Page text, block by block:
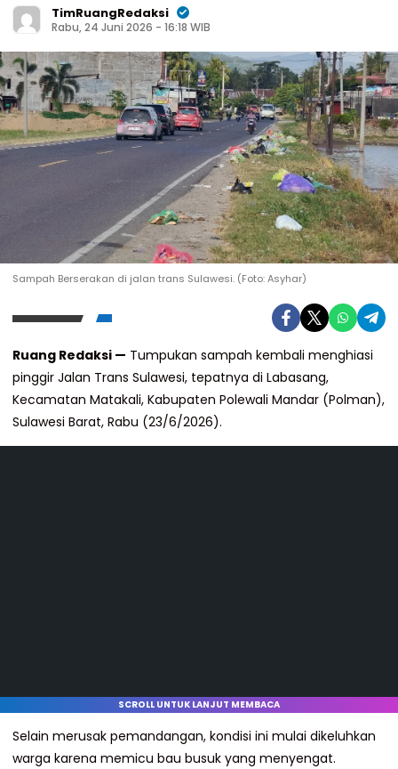
TimRuangRedaksi
Rabu, 24 Juni 2026 - 16:18 WIB
Sampah Berserakan di jalan trans Sulawesi. (Foto: Asyhar)
Ruang Redaksi — Tumpukan sampah kembali menghiasi
pinggir Jalan Trans Sulawesi, tepatnya di Labasang,
Kecamatan Matakali, Kabupaten Polewali Mandar (Polman),
Sulawesi Barat, Rabu (23/6/2026).
SCROLL UNTUK LANJUT MEMBACA
Selain merusak pemandangan, kondisi ini mulai dikeluhkan
warga karena memicu bau busuk yang menyengat.